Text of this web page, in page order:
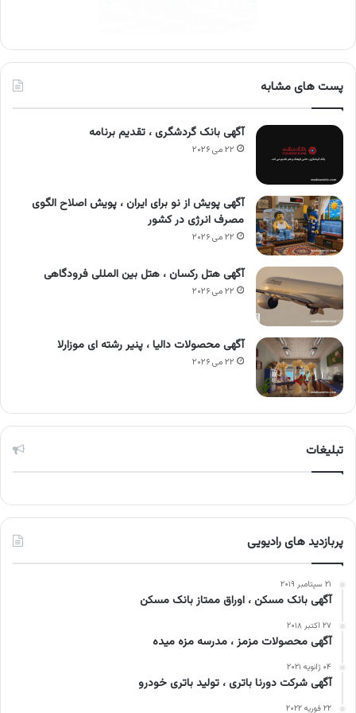
پست های مشابه
آگهی بانک گردشگری ، تقدیم برنامه
۲۲ می ۲۰۲۶
آگهی پویش از نو برای ایران ، پویش اصلاح الگوی
مصرف انرژی در کشور
۲۲ می ۲۰۲۶
آگهی هتل رکسان ، هتل بین المللی فرودگاهی
۲۲ می ۲۰۲۶
آگهی محصولات دالیا ، پنیر رشته ای موزارلا
۲۲ می ۲۰۲۶
تبلیغات
پربازدید های رادیویی
۲۱ سپتامبر ۲۰۱۹
آگهی بانک مسکن ، اوراق ممتاز بانک مسکن
۲۷ اکتبر ۲۰۱۸
آگهی محصولات مزمز ، مدرسه مزه میده
۰۴ ژانویه ۲۰۲۱
آگهی شرکت دورنا باتری ، تولید باتری خودرو
۲۲ فوریه ۲۰۲۲